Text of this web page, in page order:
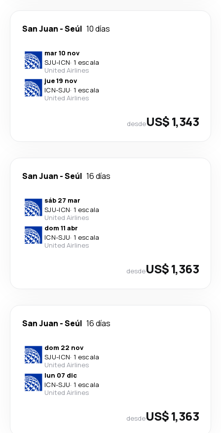
San Juan -Seúl 10 días
mar 10 nov
SJU-ICN· 1 escala
United Airlines
jue 19 nov
ICN-SJU· 1 escala
United Airlines
desdeUS$ 1,343
San Juan -Seúl 16 días
sáb 27 mar
SJU-ICN· 1 escala
United Airlines
dom 11 abr
ICN-SJU· 1 escala
United Airlines
desdeUS$ 1,363
San Juan -Seúl 16 días
dom 22 nov
SJU-ICN· 1 escala
United Airlines
lun 07 dic
ICN-SJU· 1 escala
United Airlines
desdeUS$ 1,363